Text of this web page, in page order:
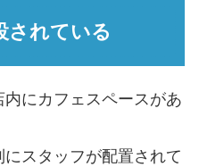
されている
にカフェスペースがあ
スタッフが配置されて